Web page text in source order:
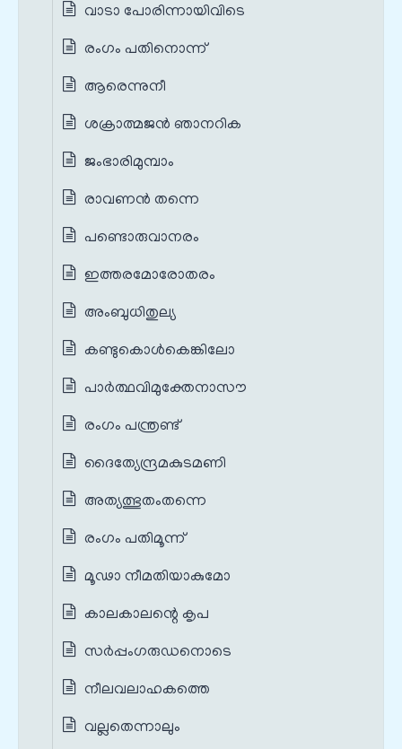
വാടാ പോരിന്നായിവിടെ
രംഗം പതിനൊന്ന്
ആരെന്നുനീ
ശക്രാത്മജന്‍ ഞാനറിക
ജംഭാരിമുമ്പാം
രാവണന്‍ തന്നെ
പണ്ടൊരുവാനരം
ഇത്തരമോരോതരം
അംബുധിതുല്യ
കണ്ടുകൊള്‍കെങ്കിലോ
പാർത്ഥവിമുക്തേനാസൗ
രംഗം പന്ത്രണ്ട്‌
ദൈത്യേന്ദ്രമകുടമണി
അത്യത്ഭുതംതന്നെ
രംഗം പതിമൂന്ന്
മൂഢാ നീമതിയാകുമോ
കാലകാലന്റെ കൃപ
സർപ്പംഗരുഡനൊടെ
നീലവലാഹകത്തെ
വല്ലതെന്നാലും